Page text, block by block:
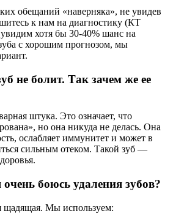
обещаний «наверняка», не увидев
к нам на диагностику (КТ
хотя бы 30-40% шанс на
с хорошим прогнозом, мы
не болит. Так зачем же ее
штука. Это означает, что
но она никуда не делась. Она
ослабляет иммунитет и может в
сильным отеком. Такой зуб —
очень боюсь удаления зубов?
щадящая. Мы используем: